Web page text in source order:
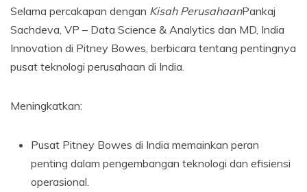
Selama percakapan dengan Kisah PerusahaanPankaj
Sachdeva, VP – Data Science & Analytics dan MD, India
Innovation di Pitney Bowes, berbicara tentang pentingnya
pusat teknologi perusahaan di India.
Meningkatkan:
Pusat Pitney Bowes di India memainkan peran
penting dalam pengembangan teknologi dan efisiensi
operasional.